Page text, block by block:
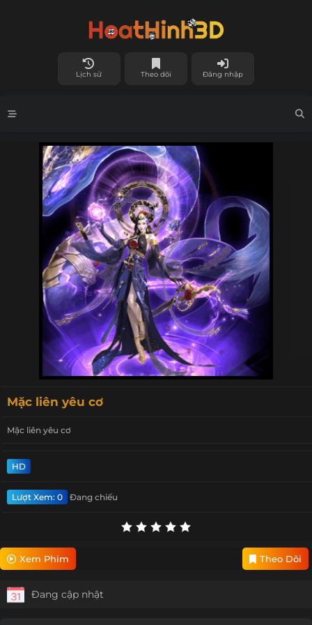
Lịch sử Theo dõi Đăng nhập
Mặc liên yêu cơ
Mặc liên yêu cơ
HD
Lượt Xem: 0 Đang chiếu
Xem Phim Theo Dõi
Đang cập nhật